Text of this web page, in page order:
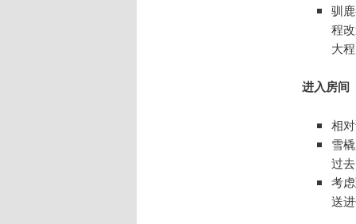
驯
程
大
进入房间
相
雪
过去
考
送进